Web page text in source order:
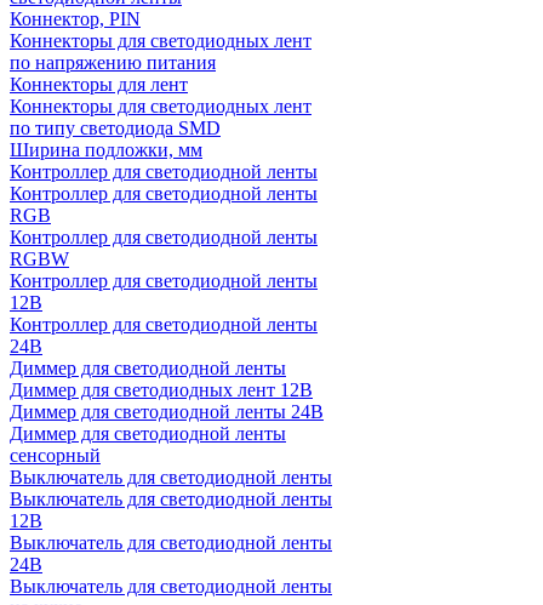
Коннектор, PIN
Коннекторы для светодиодных лент
по напряжению питания
Коннекторы для лент
Коннекторы для светодиодных лент
по типу светодиода SMD
Ширина подложки, мм
Контроллер для светодиодной ленты
Контроллер для светодиодной ленты
RGB
Контроллер для светодиодной ленты
RGBW
Контроллер для светодиодной ленты
12В
Контроллер для светодиодной ленты
24В
Диммер для светодиодной ленты
Диммер для светодиодных лент 12В
Диммер для светодиодной ленты 24В
Диммер для светодиодной ленты
сенсорный
Выключатель для светодиодной ленты
Выключатель для светодиодной ленты
12В
Выключатель для светодиодной ленты
24В
Выключатель для светодиодной ленты